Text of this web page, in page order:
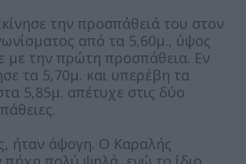
την προσπάθειά του στον
από τα 5,60μ., ύψος
με την πρώτη προσπάθεια. Εν
τα 5,70μ. και υπερέβη τα
5,85μ. απέτυχε στις δύο
ήταν άψογη. Ο Καραλής